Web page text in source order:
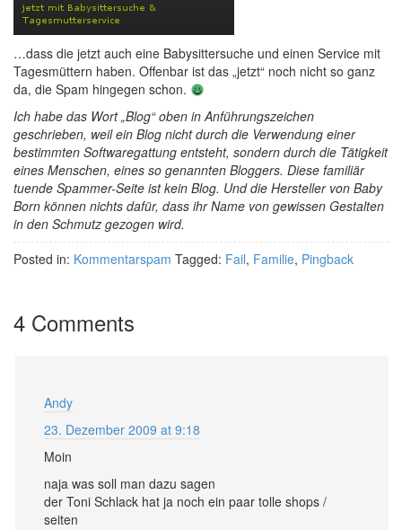
…dass die jetzt auch eine Babysittersuche und einen Service mit
Tagesmüttern haben. Offenbar ist das „jetzt“ noch nicht so ganz
da, die Spam hingegen schon.
Ich habe das Wort „Blog“ oben in Anführungszeichen
geschrieben, weil ein Blog nicht durch die Verwendung einer
bestimmten Softwaregattung entsteht, sondern durch die Tätigkeit
eines Menschen, eines so genannten Bloggers. Diese familiär
tuende Spammer-Seite ist kein Blog. Und die Hersteller von Baby
Born können nichts dafür, dass ihr Name von gewissen Gestalten
in den Schmutz gezogen wird.
Posted in: Kommentarspam Tagged: Fail, Familie, Pingback
4 Comments
Andy
23. Dezember 2009 at 9:18
Moin
naja was soll man dazu sagen
der Toni Schlack hat ja noch ein paar tolle shops /
seiten